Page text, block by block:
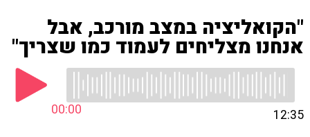
"הקואליציה במצב מורכב, אבל
אנחנו מצליחים לעמוד כמו שצריך"
00:00 12:35